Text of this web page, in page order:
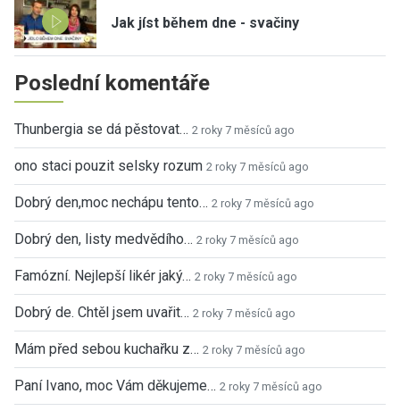
Jak jíst během dne - svačiny
Poslední komentáře
Thunbergia se dá pěstovat… 2 roky 7 měsíců ago
ono staci pouzit selsky rozum 2 roky 7 měsíců ago
Dobrý den,moc nechápu tento… 2 roky 7 měsíců ago
Dobrý den, listy medvědího… 2 roky 7 měsíců ago
Famózní. Nejlepší likér jaký… 2 roky 7 měsíců ago
Dobrý de. Chtěl jsem uvařit… 2 roky 7 měsíců ago
Mám před sebou kuchařku z… 2 roky 7 měsíců ago
Paní Ivano, moc Vám děkujeme… 2 roky 7 měsíců ago